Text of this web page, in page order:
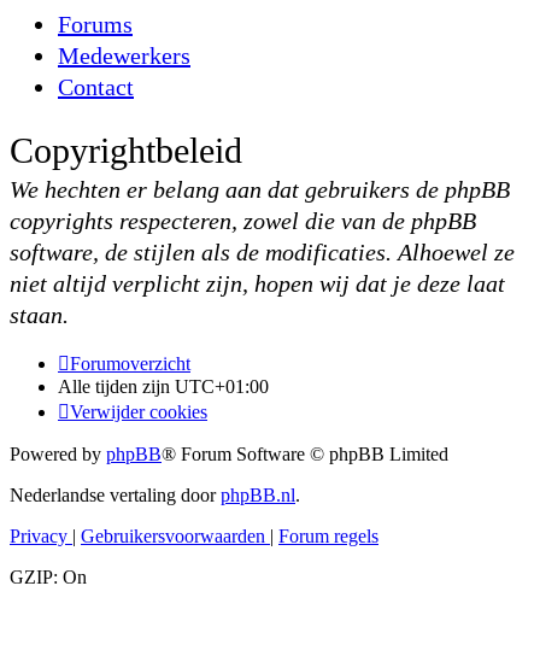
Forums
Medewerkers
Contact
Copyrightbeleid
We hechten er belang aan dat gebruikers de phpBB
copyrights respecteren, zowel die van de phpBB
software, de stijlen als de modificaties. Alhoewel ze
niet altijd verplicht zijn, hopen wij dat je deze laat
staan.
Forumoverzicht
Alle tijden zijn UTC+01:00
Verwijder cookies
Powered by phpBB® Forum Software © phpBB Limited
Nederlandse vertaling doorphpBB.nl.
Privacy | Gebruikersvoorwaarden | Forum regels
GZIP: On